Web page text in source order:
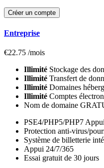
Créer un compte
Entreprise
€22.75 /mois
Illimité Stockage des
Illimité Transfert de
Illimité Domaines
Illimité Comptes
Nom de domaine
PSE4/PHP5/PHP7 Appui
Protection anti-virus/
Système de billetterie
Appui 24/7/365
Essai gratuit de 30 jours